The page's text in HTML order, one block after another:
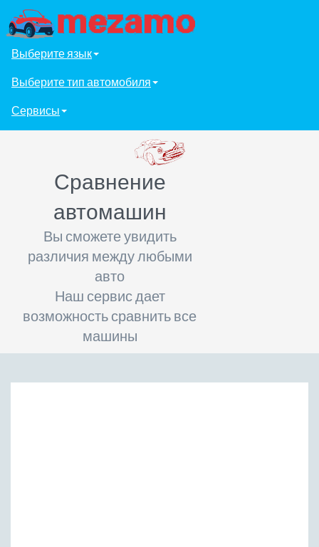
Выберите язык
Выберите тип автомобиля
Сервисы
Сравнение
автомашин
Вы сможете увидить
различия между любыми
авто
Наш сервис дает
возможность сравнить все
машины